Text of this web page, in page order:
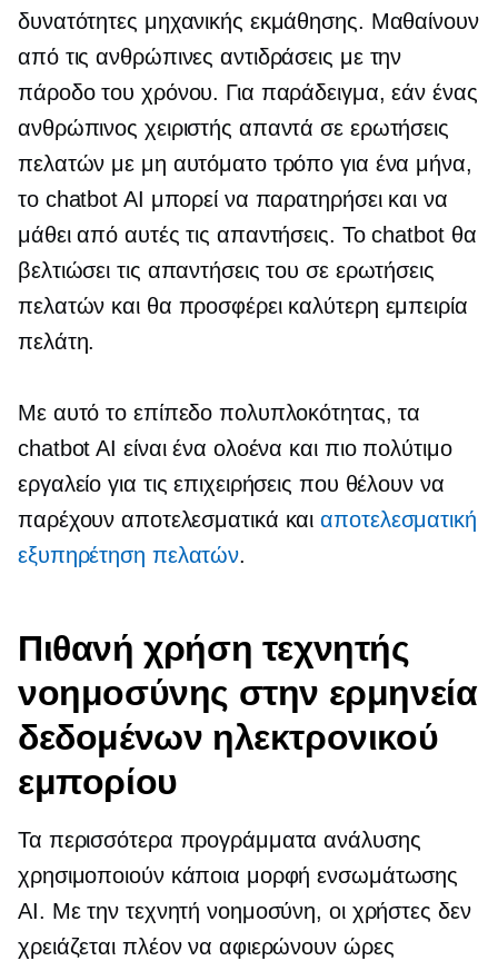
δυνατότητες μηχανικής εκμάθησης. Μαθαίνουν
από τις ανθρώπινες αντιδράσεις με την
πάροδο του χρόνου. Για παράδειγμα, εάν ένας
ανθρώπινος χειριστής απαντά σε ερωτήσεις
πελατών με μη αυτόματο τρόπο για ένα μήνα,
το chatbot AI μπορεί να παρατηρήσει και να
μάθει από αυτές τις απαντήσεις. Το chatbot θα
βελτιώσει τις απαντήσεις του σε ερωτήσεις
πελατών και θα προσφέρει καλύτερη εμπειρία
πελάτη.
Με αυτό το επίπεδο πολυπλοκότητας, τα
chatbot AI είναι ένα ολοένα και πιο πολύτιμο
εργαλείο για τις επιχειρήσεις που θέλουν να
παρέχουν αποτελεσματικά καιαποτελεσματική
εξυπηρέτηση πελατών.
Πιθανή χρήση τεχνητής
νοημοσύνης στην ερμηνεία
δεδομένων ηλεκτρονικού
εμπορίου
Τα περισσότερα προγράμματα ανάλυσης
χρησιμοποιούν κάποια μορφή ενσωμάτωσης
AI. Με την τεχνητή νοημοσύνη, οι χρήστες δεν
χρειάζεται πλέον να αφιερώνουν ώρες